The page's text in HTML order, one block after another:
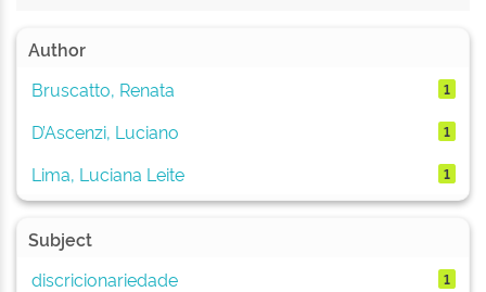
Author
Bruscatto, Renata
1
D’Ascenzi, Luciano 1
Lima, Luciana Leite 1
Subject
discricionariedade
1